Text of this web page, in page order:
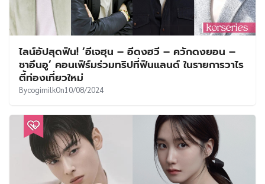
ไลน์อัปสุดฟิน! ‘อีเจฮุน – อีดงฮวี – ควักดงยอน –
ชาอึนอู’ คอนเฟิร์มร่วมทริปที่ฟินแลนด์ ในรายการวาไร
ตี้ท่องเที่ยวใหม่
BycogimilkOn10/08/2024